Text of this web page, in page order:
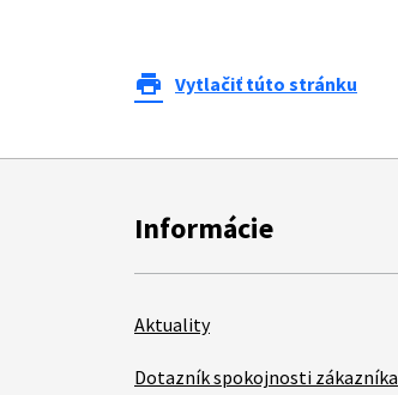
print Vytlačiť túto stránku
Informácie
Aktuality
Dotazník spokojnosti zákazníka